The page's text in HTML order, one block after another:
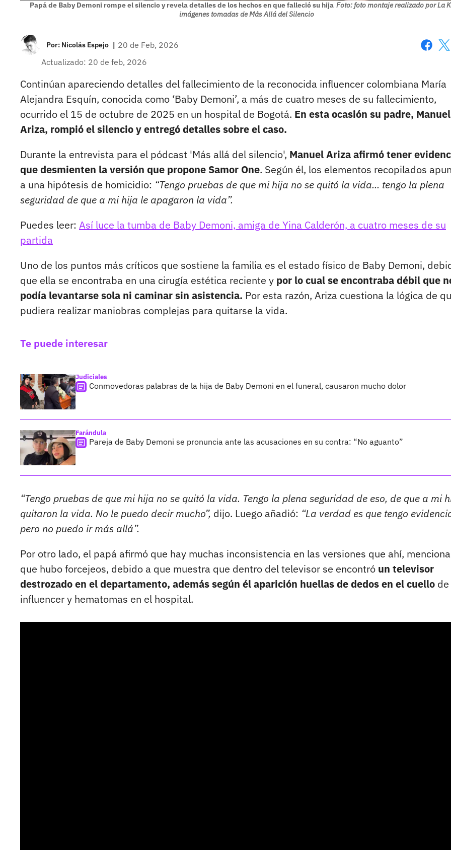
Papá de Baby Demoni rompe el silencio y revela detalles de los hechos en que falleció su hija Foto: foto montaje realizado por La
imágenes tomadas de Más Allá del Silencio
Por: Nicolás Espejo | 20 de Feb, 2026
Actualizado: 20 de feb, 2026
Continúan apareciendo detalles del fallecimiento de la reconocida influencer colombiana María
Alejandra Esquín, conocida como ‘Baby Demoni’, a más de cuatro meses de su fallecimiento,
ocurrido el 15 de octubre de 2025 en un hospital de Bogotá. En esta ocasión su padre, Manuel
Ariza, rompió el silencio y entregó detalles sobre el caso.
Durante la entrevista para el pódcast 'Más allá del silencio', Manuel Ariza afirmó tener
que desmienten la versión que propone Samor One. Según él, los elementos recopilados
a una hipótesis de homicidio: “Tengo pruebas de que mi hija no se quitó la vida... tengo la plena
seguridad de que a mi hija le apagaron la vida”.
Puedes leer: Así luce la tumba de Baby Demoni, amiga de Yina Calderón, a cuatro meses de su
partida
Uno de los puntos más críticos que sostiene la familia es el estado físico de Baby Demoni,
que ella se encontraba en una cirugía estética reciente y por lo cual se encontraba débil que
podía levantarse sola ni caminar sin asistencia. Por esta razón, Ariza cuestiona la lógica de
pudiera realizar maniobras complejas para quitarse la vida.
Te puede interesar
Judiciales
Conmovedoras palabras de la hija de Baby Demoni en el funeral, causaron mucho dolor
Farándula
Pareja de Baby Demoni se pronuncia ante las acusaciones en su contra: “No aguanto”
“Tengo pruebas de que mi hija no se quitó la vida. Tengo la plena seguridad de eso, de que a mi
quitaron la vida. No le puedo decir mucho”, dijo. Luego añadió: “La verdad es que tengo
pero no puedo ir más allá”.
Por otro lado, el papá afirmó que hay muchas inconsistencia en las versiones que ahí,
que hubo forcejeos, debido a que muestra que dentro del televisor se encontró un televisor
destrozado en el departamento, además según él aparición huellas de dedos en el cuello
influencer y hematomas en el hospital.